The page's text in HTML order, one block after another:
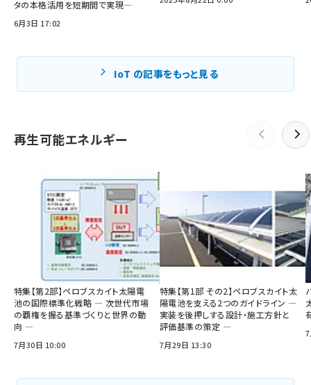
タの本格活用を短期間で実現―
6月3日 17:02
IoT の記事をもっと見る
再生可能エネルギー
特集【第2部】ペロブスカイト太陽電
池の国際標準化戦略 ― 次世代市場
の覇権を握る基準づくりと世界の動
向 ―
7月30日 10:00
特集【第1部 その2】ペロブスカイト太
陽電池を支える2つのガイドライン ―
実装を後押しする設計・施工方針と
評価基準の策定 ―
7月29日 13:30